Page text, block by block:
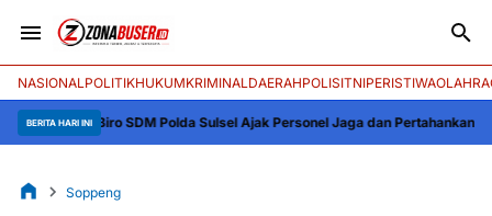
NASIONALPOLITIKHUKUMKRIMINALDAERAHPOLISITNIPERISTIWA
BERITA HARI INI
Biro SDM Polda Sulsel Ajak Personel Jaga dan Pertahankan Kebersihan
Soppeng